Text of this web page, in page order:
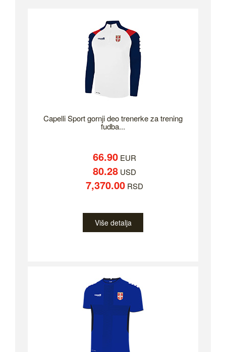
Capelli Sport gornji deo trenerke za trening
fudba...
66.90EUR
80.28USD
7,370.00RSD
Više detalja